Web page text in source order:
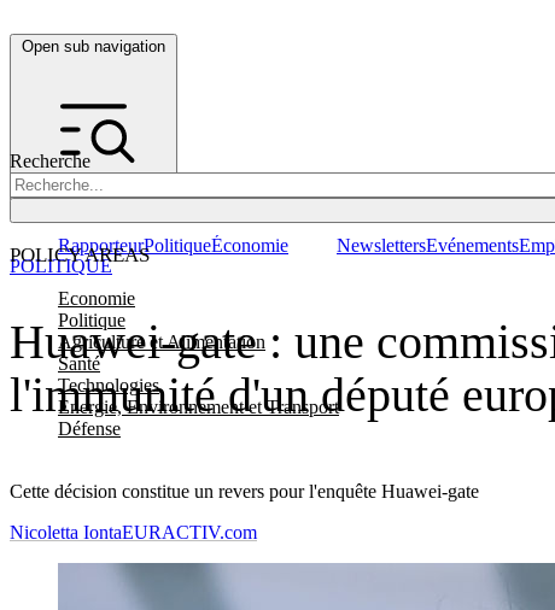
Open sub navigation
Recherche
POLICY AREAS
Economie
Politique
Agriculture et Alimentation
Santé
Technologies
Energie, Environnement et Transport
Défense
RapporteurPolitiqueÉconomie NewslettersEvénements
Huawei-gate : une
l'immunité d'un député
Cette décision constitue un revers pour l'enquête Huawei-gate
POLITIQUE
Nicoletta IontaEURACTIV.com